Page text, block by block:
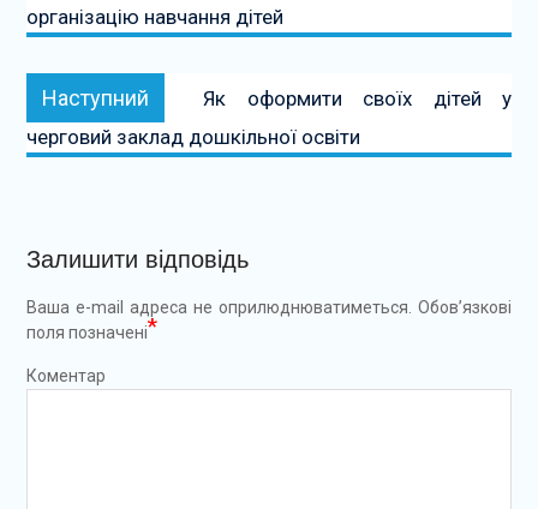
організацію навчання дітей
Наступний Наступний:
Як оформити своїх дітей у
черговий заклад дошкільної освіти
Залишити відповідь
Ваша e-mail адреса не оприлюднюватиметься. Обов’язкові
поля позначені*
Коментар